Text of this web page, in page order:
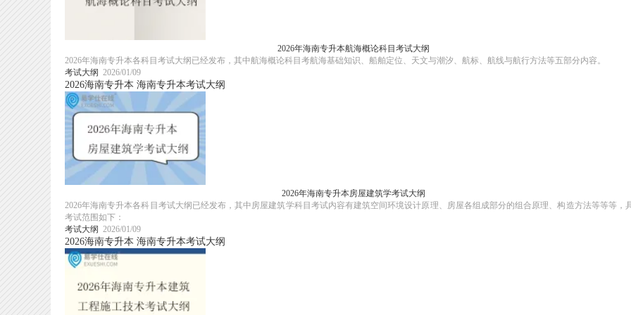
2026年海南专升本航海概论科目考试大纲
2026年海南专升本各科目考试大纲已经发布，其中航海概论科目考航海基础知识、船舶定位、天文与潮汐、航标、航线与航行方法等五部分内容。
考试大纲 2026/01/09
2026海南专升本 海南专升本考试大纲
2026年海南专升本房屋建筑学考试大纲
2026年海南专升本各科目考试大纲已经发布，其中房屋建筑学科目考试内容有建筑空间环境设计原理、房屋各组成部分的组合原理、构造方法等等等，
考试范围如下：
考试大纲 2026/01/09
2026海南专升本 海南专升本考试大纲